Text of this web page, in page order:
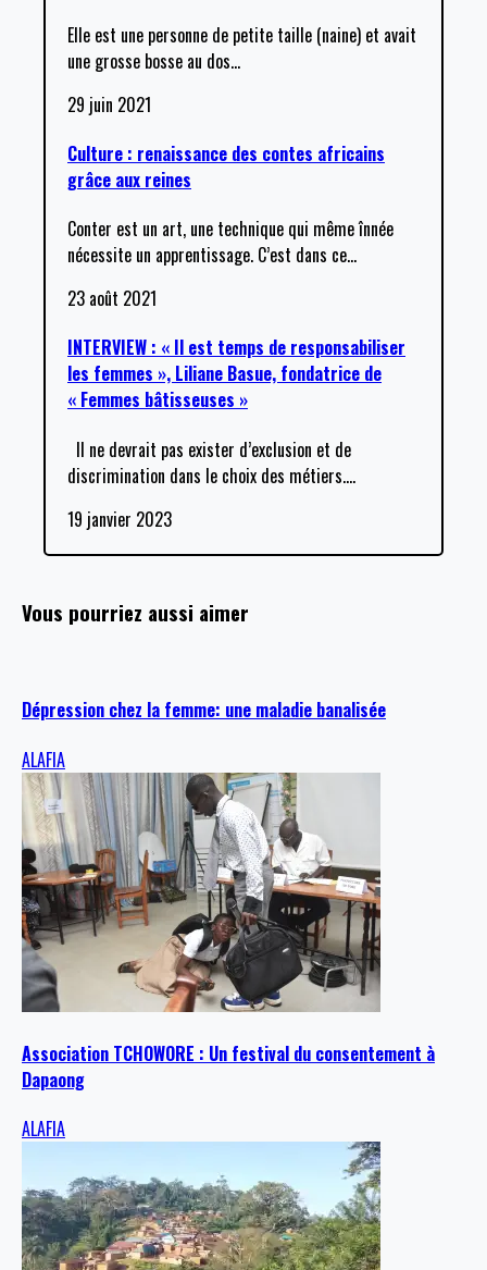
Elle est une personne de petite taille (naine) et avait
une grosse bosse au dos…
29 juin 2021
Culture : renaissance des contes africains
grâce aux reines
Conter est un art, une technique qui même înnée
nécessite un apprentissage. C’est dans ce…
23 août 2021
INTERVIEW : « Il est temps de responsabiliser
les femmes », Liliane Basue, fondatrice de
« Femmes bâtisseuses »
Il ne devrait pas exister d’exclusion et de
discrimination dans le choix des métiers.…
19 janvier 2023
Vous pourriez aussi aimer
Dépression chez la femme: une maladie banalisée
ALAFIA
Association TCHOWORE : Un festival du consentement à
Dapaong
ALAFIA